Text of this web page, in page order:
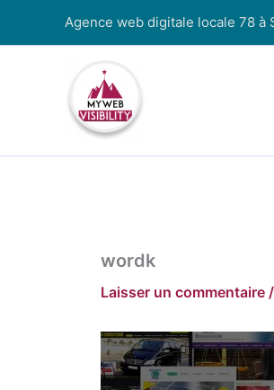
Agence web digitale locale 78 à
wordk
Laisser un commentaire